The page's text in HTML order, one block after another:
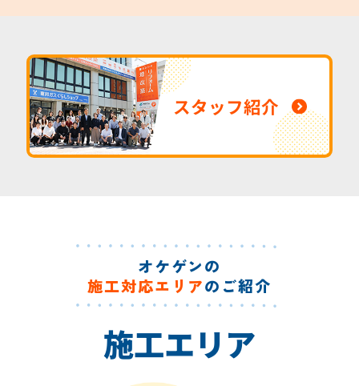
スタッフ紹介
オケゲンの
施工対応エリアのご紹介
施工エリア